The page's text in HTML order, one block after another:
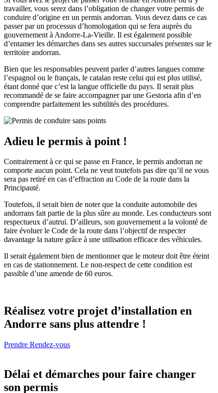
travailler, vous serez dans l’obligation de changer votre permis de
conduire d’origine en un permis andorran. Vous devez dans ce cas
passer par un processus d’homologation qui se fera auprès du
gouvernement à Andorre-La-Vieille. Il est également possible
d’entamer les démarches dans ses autres succursales présentes sur le
territoire andorran.
Bien que les responsables peuvent parler d’autres langues comme
l’espagnol ou le français, le catalan reste celui qui est plus utilisé,
étant donné que c’est la langue officielle du pays. Il serait plus
recommandé de se faire accompagner par une Gestoria afin d’en
comprendre parfaitement les subtilités des procédures.
Adieu le permis à point !
Contrairement à ce qui se passe en France, le permis andorran ne
comporte aucun point. Cela ne veut toutefois pas dire qu’il ne vous
sera pas retiré en cas d’effraction au Code de la route dans la
Principauté.
Toutefois, il serait bien de noter que la conduite automobile des
andorrans fait partie de la plus sûre au monde. Les conducteurs sont
respectueux d’autrui. D’ailleurs, son gouvernement a la volonté de
faire évoluer le Code de la route dans l’objectif de respecter
davantage la nature grâce à une utilisation efficace des véhicules.
Il serait également bien de mentionner que le moteur doit être éteint
en cas de stationnement. Le non-respect de cette condition est
passible d’une amende de 60 euros.
Réalisez votre projet d’installation en
Andorre sans plus attendre !
Prendre Rendez-vous
Délai et démarches pour faire changer
son permis